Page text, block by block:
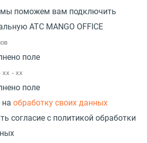
мы поможем вам подключить
АТС MANGO OFFICE
поле
поле
на обработку своих данных
согласие с политикой обработки